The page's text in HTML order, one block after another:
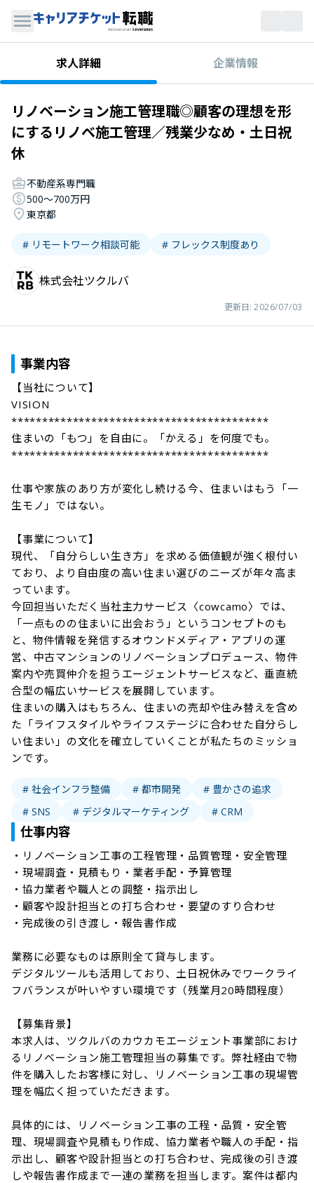
求人詳細 企業情報
リノベーション施工管理職◎顧客の理想を形
にするリノベ施工管理／残業少なめ・土日祝
休
不動産系専門職
500〜700万円
東京都
# リモートワーク相談可能 # フレックス制度あり
株式会社ツクルバ
更新日: 2026/07/03
事業内容
【当社について】
VISION
******************************************
住まいの「もつ」を自由に。「かえる」を何度でも。
******************************************
仕事や家族のあり方が変化し続ける今、住まいはもう「一
生モノ」ではない。
【事業について】
現代、「自分らしい生き方」を求める価値観が強く根付い
ており、より自由度の高い住まい選びのニーズが年々高ま
っています。
今回担当いただく当社主力サービス〈cowcamo〉では、
「一点ものの住まいに出会おう」というコンセプトのも
と、物件情報を発信するオウンドメディア・アプリの運
営、中古マンションのリノベーションプロデュース、物件
案内や売買仲介を担うエージェントサービスなど、垂直統
合型の幅広いサービスを展開しています。
住まいの購入はもちろん、住まいの売却や住み替えを含め
た「ライフスタイルやライフステージに合わせた自分らし
い住まい」の文化を確立していくことが私たちのミッショ
ンです。
# 社会インフラ整備 # 都市開発
# 豊かさの追求
# SNS
# デジタルマーケティング # CRM
仕事内容
・リノベーション工事の工程管理・品質管理・安全管理
・現場調査・見積もり・業者手配・予算管理
・協力業者や職人との調整・指示出し
・顧客や設計担当との打ち合わせ・要望のすり合わせ
・完成後の引き渡し・報告書作成
業務に必要なものは原則全て貸与します。
デジタルツールも活用しており、土日祝休みでワークライ
フバランスが叶いやすい環境です（残業月20時間程度）
【募集背景】
本求人は、ツクルバのカウカモエージェント事業部におけ
るリノベーション施工管理担当の募集です。弊社経由で物
件を購入したお客様に対し、リノベーション工事の現場管
理を幅広く担っていただきます。
具体的には、リノベーション工事の工程・品質・安全管
理、現場調査や見積もり作成、協力業者や職人の手配・指
示出し、顧客や設計担当との打ち合わせ、完成後の引き渡
しや報告書作成まで一連の業務を担当します。案件は都内